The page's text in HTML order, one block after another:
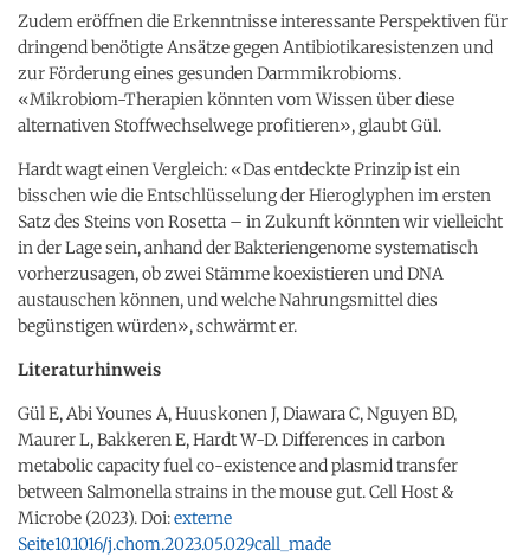
Zudem eröffnen die Erkenntnisse interessante Perspektiven für
dringend benötigte Ansätze gegen Antibiotikaresistenzen und
zur Förderung eines gesunden Darmmikrobioms.
«Mikrobiom-​Therapien könnten vom Wissen über diese
alternativen Stoffwechselwege profitieren», glaubt Gül.
Hardt wagt einen Vergleich: «Das entdeckte Prinzip ist ein
bisschen wie die Entschlüsselung der Hieroglyphen im ersten
Satz des Steins von Rosetta – in Zukunft könnten wir vielleicht
in der Lage sein, anhand der Bakteriengenome systematisch
vorherzusagen, ob zwei Stämme koexistieren und DNA
austauschen können, und welche Nahrungsmittel dies
begünstigen würden», schwärmt er.
Literaturhinweis
Gül E, Abi Younes A, Huuskonen J, Diawara C, Nguyen BD,
Maurer L, Bakkeren E, Hardt W-D. Differences in carbon
metabolic capacity fuel co-​existence and plasmid transfer
between Salmonella strains in the mouse gut. Cell Host &
Microbe (2023). Doi:externe
Seite10.1016/j.chom.2023.05.029call_made